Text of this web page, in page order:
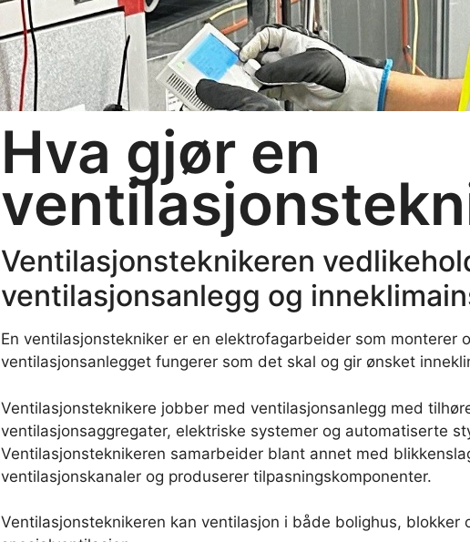
Hva gjør en
Ventilasjonsteknikeren
ventilasjonsanlegg og
En ventilasjonstekniker er en elektrofagarbeider som monterer
ventilasjonsanlegget fungerer som det skal og gir ønsket
Ventilasjonsteknikere jobber med ventilasjonsanlegg med
ventilasjonsaggregater, elektriske systemer og automatiserte
Ventilasjonsteknikeren samarbeider blant annet med
ventilasjonskanaler og produserer tilpasningskomponenter.
Ventilasjonsteknikeren kan ventilasjon i både bolighus, blokker